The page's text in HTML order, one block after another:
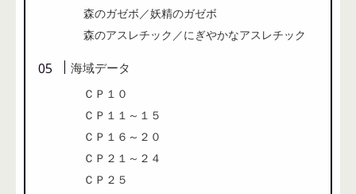
森のガゼボ／妖精のガゼボ
森のアスレチック／にぎやかなアスレチック
海域データ
ＣＰ１０
ＣＰ１１～１５
ＣＰ１６～２０
ＣＰ２１～２４
ＣＰ２５